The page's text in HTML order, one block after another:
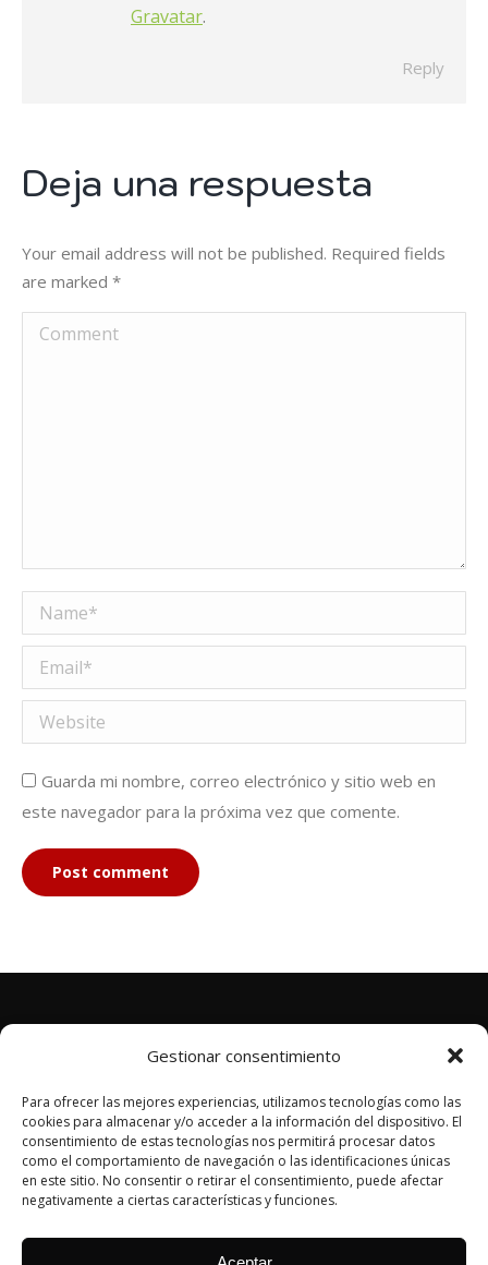
Gestionar consentimiento
Para ofrecer las mejores experiencias, utilizamos tecnologías como las
cookies para almacenar y/o acceder a la información del dispositivo. El
consentimiento de estas tecnologías nos permitirá procesar datos
como el comportamiento de navegación o las identificaciones únicas
en este sitio. No consentir o retirar el consentimiento, puede afectar
negativamente a ciertas características y funciones.
Gravatar.
Reply
Deja una respuesta
Your email address will not be published. Required fields
are marked *
Comment
Name *
Email *
Website
Guarda mi nombre, correo electrónico y sitio web en
este navegador para la próxima vez que comente.
Post comment
POLÍTICA DE PRIVACIDAD
MAIL: info@sentidoinverso.org